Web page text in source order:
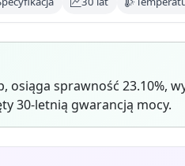
osiąga sprawność 23.10%,
30-letnią gwarancją mocy.